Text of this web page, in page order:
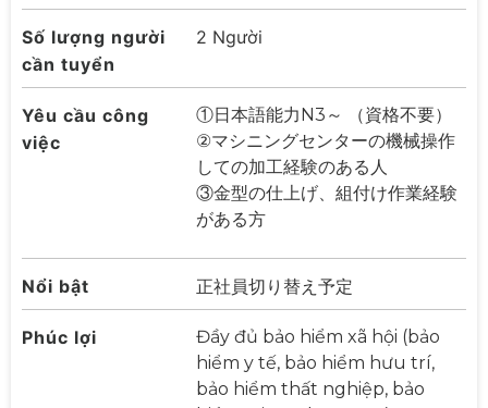
Số lượng người
cần tuyển
2 Người
Yêu cầu công
việc
①日本語能力N3～ （資格不要）
②マシニングセンターの機械操作
しての加工経験のある人
③金型の仕上げ、組付け作業経験
がある方
Nổi bật 正社員切り替え予定
Phúc lợi
Đầy đủ bảo hiểm xã hội (bảo
hiểm y tế, bảo hiểm hưu trí,
bảo hiểm thất nghiệp, bảo